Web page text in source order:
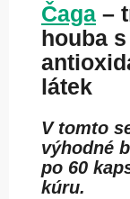
Čaga –
houba
látek
V tomto
výhodné
po 60
kúru.